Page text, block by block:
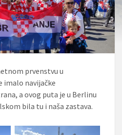
prvenstvu u
imalo navijačke
a ovog puta je u Berlinu
bila tu i naša zastava.